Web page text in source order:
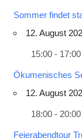
Sommer findet
12. August
15:00 - 17:00
Ökumenisches
12. August
18:00 - 20:00
Feierabendtour